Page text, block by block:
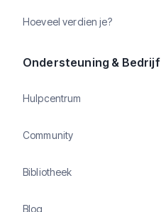
Hoeveel verdien je?
Ondersteuning & Bedrijf
Hulpcentrum
Community
Bibliotheek
Blog